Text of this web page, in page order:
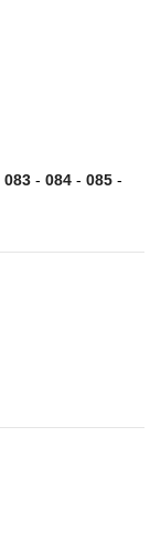
083 - 084 - 085 -